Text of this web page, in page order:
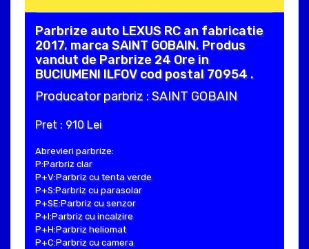
Parbrize auto LEXUS RC an fabricatie
2017, marca SAINT GOBAIN. Produs
vandut de Parbrize 24 Ore in
BUCIUMENI ILFOV cod postal 70954 .
Producator parbriz : SAINT GOBAIN
Pret : 910 Lei
Abrevieri parbrize:
P:Parbriz clar
P+V:Parbriz cu tenta verde
P+S:Parbriz cu parasolar
P+SE:Parbriz cu senzor
P+I:Parbriz cu incalzire
P+H:Parbriz heliomat
P+C:Parbriz cu camera